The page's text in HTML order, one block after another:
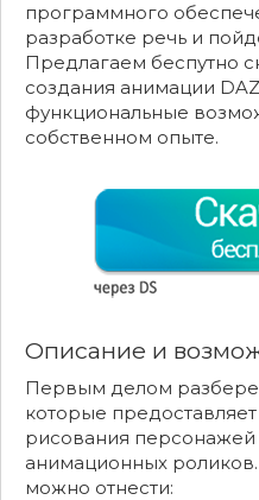
программного
разработке речь и
Предлагаем беспутно
создания анимации
функциональные
собственном опыте.
Описание и
Первым делом
которые
рисования персонажей
анимационных
можно отнести: